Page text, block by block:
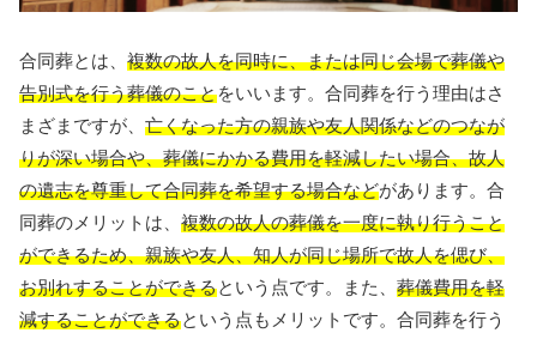
合同葬とは、 複数の故人を同時に、または同じ会場で葬儀や
告別式を行う葬儀のことをいいます。合同葬を行う理由はさ
まざまですが、 亡くなった方の親族や友人関係などのつなが
りが深い場合や、葬儀にかかる費用を軽減したい場合、故人
の遺志を尊重して合同葬を希望する場合などがあります。合
同葬のメリットは、 複数の故人の葬儀を一度に執り行うこと
ができるため、親族や友人、知人が同じ場所で故人を偲び、
お別れすることができるという点です。また、 葬儀費用を軽
減することができるという点もメリットです。合同葬を行う